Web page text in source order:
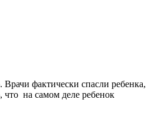
фактически спасли ребенка,
на самом деле ребенок